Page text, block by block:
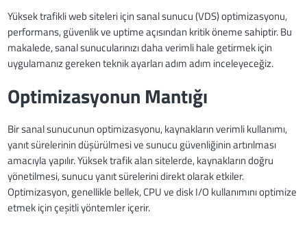
Yüksek trafikli web siteleri için sanal sunucu (VDS) optimizasyonu,
performans, güvenlik ve uptime açısından kritik öneme sahiptir. Bu
makalede, sanal sunucularınızı daha verimli hale getirmek için
uygulamanız gereken teknik ayarları adım adım inceleyeceğiz.
Optimizasyonun Mantığı
Bir sanal sunucunun optimizasyonu, kaynakların verimli kullanımı,
yanıt sürelerinin düşürülmesi ve sunucu güvenliğinin artırılması
amacıyla yapılır. Yüksek trafik alan sitelerde, kaynakların doğru
yönetilmesi, sunucu yanıt sürelerini direkt olarak etkiler.
Optimizasyon, genellikle bellek, CPU ve disk I/O kullanımını optimize
etmek için çeşitli yöntemler içerir.